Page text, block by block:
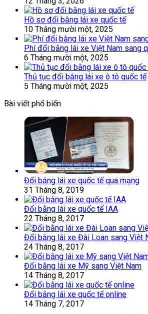
Hồ sơ đổi bằng lái xe quốc tế
10 Tháng mười một, 2025
Phí đổi bằng lái xe Việt Nam sang
6 Tháng mười một, 2025
Thủ tục đổi bằng lái xe ô tô quốc tế
5 Tháng mười một, 2025
Bài viết phổ biến
Đổi bằng lái xe quốc tế qua mạng
31 Tháng 8, 2019
Đổi bằng lái xe quốc tế IAA
22 Tháng 8, 2017
Đổi bằng lái xe Đài Loan sang Việt
24 Tháng 8, 2017
Đổi bằng lái xe Mỹ sang Việt Nam
14 Tháng 8, 2017
Đổi bằng lái xe quốc tế online
14 Tháng 7, 2017